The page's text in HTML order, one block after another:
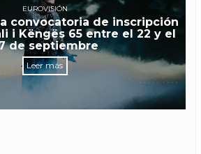
EUROVISIÓN
convocatoria de inscripción
i Këngës 65 entre el 22 y el
de septiembre
Leer más